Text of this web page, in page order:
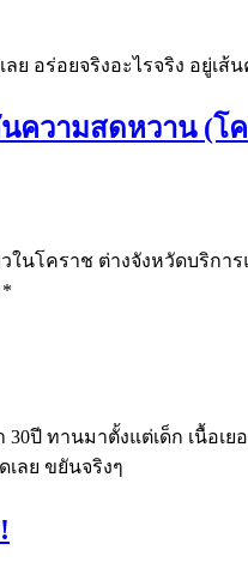
อร่อยจริงอะไรจริง อยู่เส้
ความสดหวาน (โ
วในโคราช ต่างจังหวัดบริก
ปี ทานมาตั้งแต่เด็ก เนื้อเ
เลย ขยันจริงๆ